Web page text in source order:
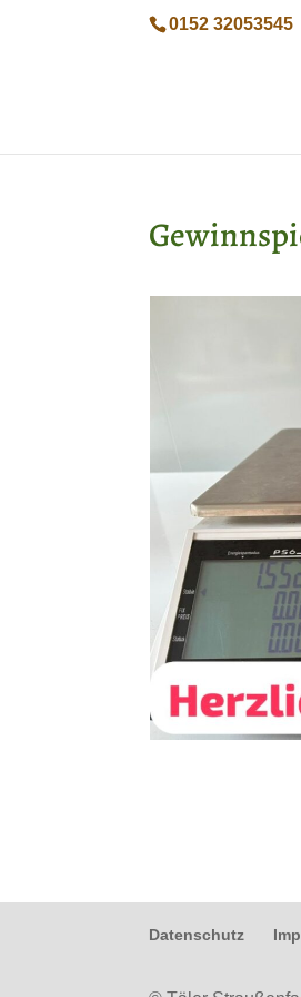
0152 32053545
Datenschutz